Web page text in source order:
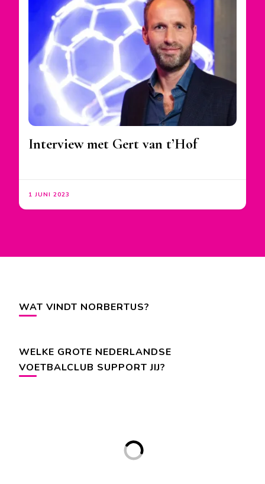
Interview met Gert van t’Hof
1 JUNI 2023
WAT VINDT NORBERTUS?
WELKE GROTE NEDERLANDSE
VOETBALCLUB SUPPORT JIJ?